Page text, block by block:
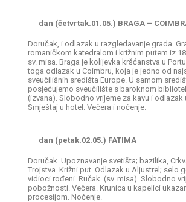
dan (četvrtak.01.05.) BRAGA –
Doručak, i odlazak u razgledavanje grada.
romaničkom katedralom i križnim putem iz
sv. misa. Braga je kolijevka kršćanstva u
toga odlazak u Coimbru, koja je jedno od
sveučilišnih središta Europe. U samom
posjećujemo sveučilište s baroknom
(izvana). Slobodno vrijeme za kavu i odlazak
Smještaj u hotel. Večera i noćenje.
dan (petak.02.05.) FATIMA
Doručak. Upoznavanje svetišta; bazilika,
Trojstva. Križni put. Odlazak u Aljustrel; selo
vidioci rođeni. Ručak. (sv. misa). Slobodno
pobožnosti. Večera. Krunica u kapelici
procesijom. Noćenje.